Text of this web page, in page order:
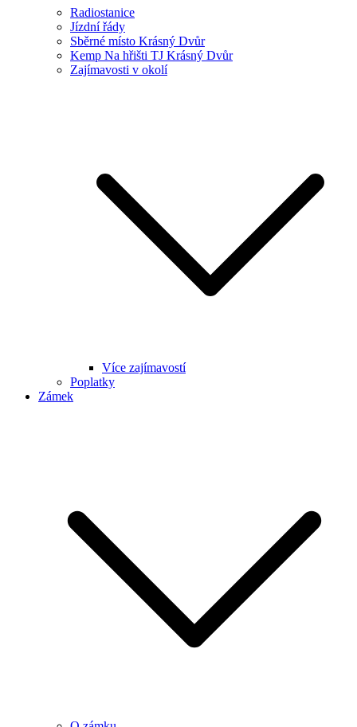
Radiostanice
Jízdní řády
Sběrné místo Krásný Dvůr
Kemp Na hřišti TJ Krásný Dvůr
Zajímavosti v okolí
Více zajímavostí
Poplatky
Zámek